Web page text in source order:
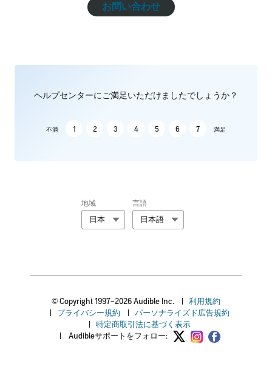
お問い合わせ
ヘルプセンターにご満足いただけましたでしょうか？
不満 1 2 3 4 5 6 7 満足
地域
日本
言語
日本語
© Copyright 1997–2026 Audible Inc.
利用規約
プライバシー規約
パーソナライズド広告規約
特定商取引法に基づく表示
Audibleサポートをフォロー: